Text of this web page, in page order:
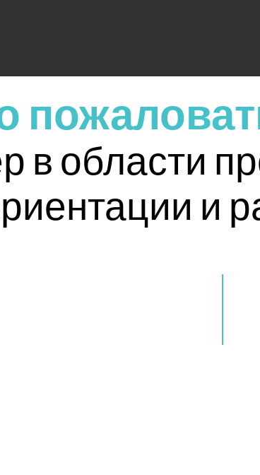
в области
и